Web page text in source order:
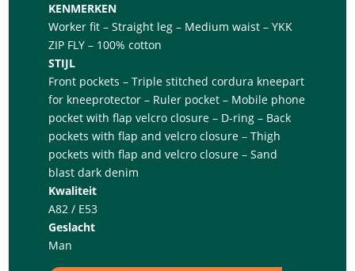
KENMERKEN
Worker fit – Straight leg – Medium waist – YKK
ZIP FLY – 100% cotton
STIJL
Front pockets – Triple stitched cordura kneepart
for kneeprotector – Ruler pocket – Mobile phone
pocket with flap velcro closure – D-ring – Back
pockets with flap and velcro closure – Thigh
pockets with flap and velcro closure – Sand
blast dark denim
Kwaliteit
A82 / E53
Geslacht
Man